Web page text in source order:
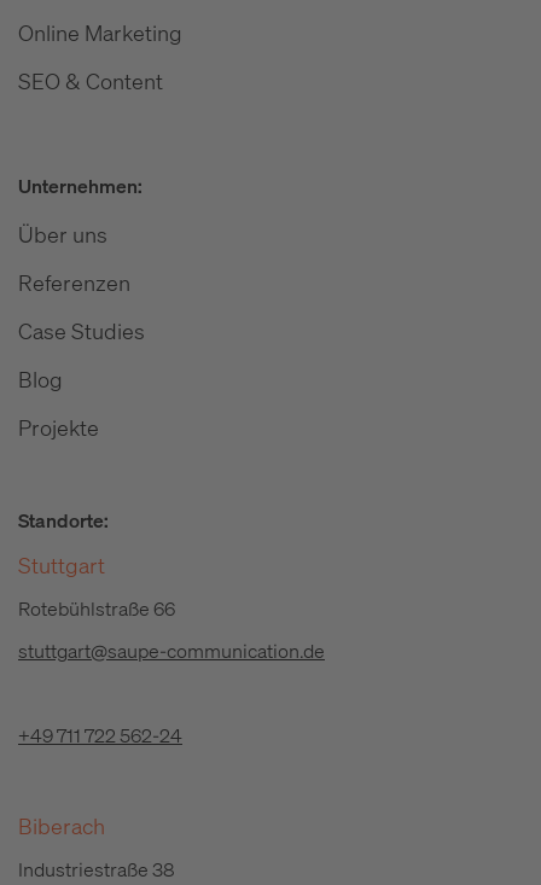
Online Marketing
SEO & Content
Unternehmen:
Über uns
Referenzen
Case Studies
Blog
Projekte
Standorte:
Stuttgart
Rotebühlstraße 66
stuttgart@saupe-communication.de
+49 711 722 562-24
Biberach
Industriestraße 38